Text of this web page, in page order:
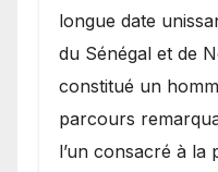
longue date
du Sénégal et de
constitué un
parcours
l’un consacré à la